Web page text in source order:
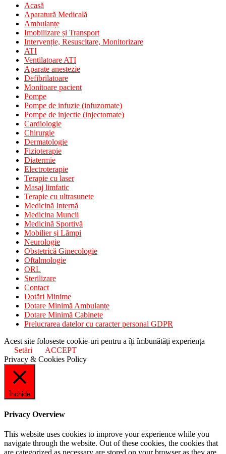
Acasă
Aparatură Medicală
Ambulanțe
Imobilizare și Transport
Intervenție, Resuscitare, Monitorizare
ATI
Ventilatoare ATI
Aparate anestezie
Defibrilatoare
Monitoare pacient
Pompe
Pompe de infuzie (infuzomate)
Pompe de injectie (injectomate)
Cardiologie
Chirurgie
Dermatologie
Fizioterapie
Diatermie
Electroterapie
Terapie cu laser
Masaj limfatic
Terapie cu ultrasunete
Medicină Internă
Medicina Muncii
Medicină Sportivă
Mobilier și Lămpi
Neurologie
Obstetrică Ginecologie
Oftalmologie
ORL
Sterilizare
Contact
Dotări Minime
Dotare Minimă Ambulanțe
Dotare Minimă Cabinete
Prelucrarea datelor cu caracter personal GDPR
Acest site foloseste cookie-uri pentru a îți îmbunătăți experiența
Setări
ACCEPT
Privacy & Cookies Policy
Închide
Privacy Overview
This website uses cookies to improve your experience while you
navigate through the website. Out of these cookies, the cookies that